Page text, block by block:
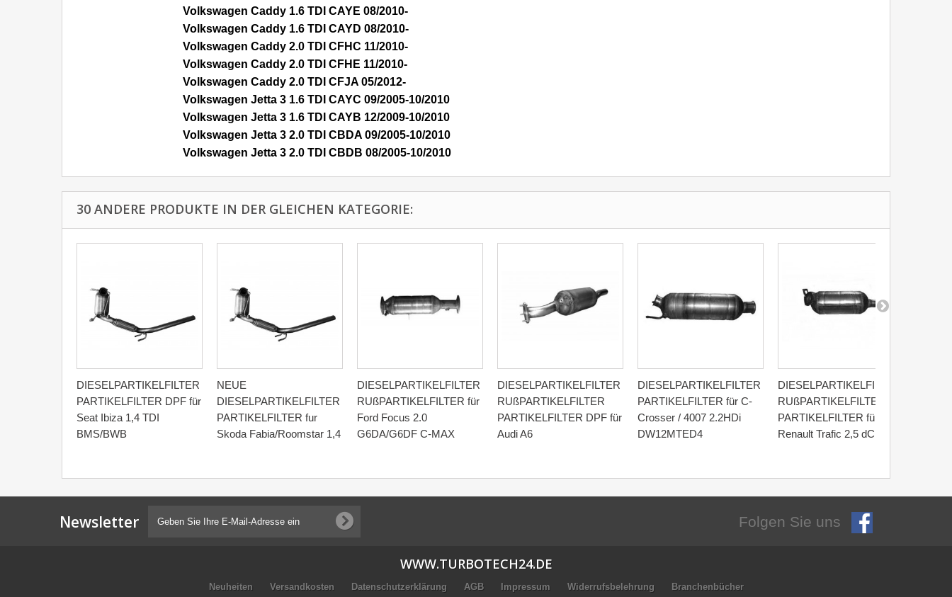
Volkswagen Caddy 1.6 TDI CAYE 08/2010-
Volkswagen Caddy 1.6 TDI CAYD 08/2010-
Volkswagen Caddy 2.0 TDI CFHC 11/2010-
Volkswagen Caddy 2.0 TDI CFHE 11/2010-
Volkswagen Caddy 2.0 TDI CFJA 05/2012-
Volkswagen Jetta 3 1.6 TDI CAYC 09/2005-10/2010
Volkswagen Jetta 3 1.6 TDI CAYB 12/2009-10/2010
Volkswagen Jetta 3 2.0 TDI CBDA 09/2005-10/2010
Volkswagen Jetta 3 2.0 TDI CBDB 08/2005-10/2010
30 ANDERE PRODUKTE IN DER GLEICHEN KATEGORIE:
DIESELPARTIKELFILTER
PARTIKELFILTER DPF für
Seat Ibiza 1,4 TDI
BMS/BWB
NEUE
DIESELPARTIKELFILTER
PARTIKELFILTER fur
Skoda Fabia/Roomstar 1,4
DIESELPARTIKELFILTER
RUßPARTIKELFILTER für
Ford Focus 2.0
G6DA/G6DF C-MAX
DIESELPARTIKELFILTER
RUßPARTIKELFILTER
PARTIKELFILTER DPF für
Audi A6
DIESELPARTIKELFILTER
PARTIKELFILTER für C-
Crosser / 4007 2.2HDi
DW12MTED4
DIESELPARTIKELFILTER
RUßPARTIKELFILTER
PARTIKELFILTER für
Renault Trafic 2,5 dCi
Newsletter Folgen Sie uns
WWW.TURBOTECH24.DE
Neuheiten Versandkosten Datenschutzerklärung AGB Impressum Widerrufsbelehrung Branchenbücher